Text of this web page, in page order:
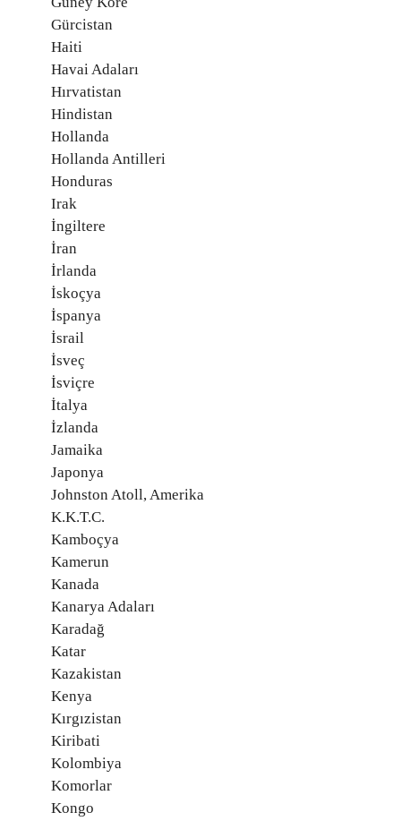
Gürcistan
Haiti
Havai Adaları
Hırvatistan
Hindistan
Hollanda
Hollanda Antilleri
Honduras
Irak
İngiltere
İran
İrlanda
İskoçya
İspanya
İsrail
İsveç
İsviçre
İtalya
İzlanda
Jamaika
Japonya
Johnston Atoll, Amerika
K.K.T.C.
Kamboçya
Kamerun
Kanada
Kanarya Adaları
Karadağ
Katar
Kazakistan
Kenya
Kırgızistan
Kiribati
Kolombiya
Komorlar
Kongo